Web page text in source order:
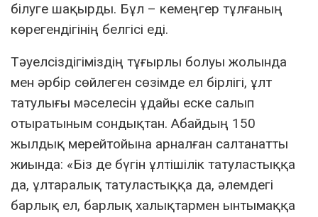
білуге шақырды. Бұл – кемеңгер тұлғаның
көрегендігінің белгісі еді.
Тәуелсіздігіміздің тұғырлы болуы жолында
мен әрбір сөйлеген сөзімде ел бірлігі, ұлт
татулығы мәселесін ұдайы еске салып
отыратыным сондықтан. Абайдың 150
жылдық мерейтойына арналған салтанатты
жиында: «Біз де бүгін ұлтішілік татуластыққа
да, ұлтаралық татуластыққа да, әлемдегі
барлық ел, барлық халықтармен ынтымаққа